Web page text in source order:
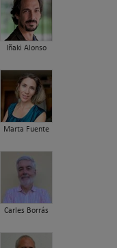
Iñaki Alonso
Marta Fuente
Carles Borrás